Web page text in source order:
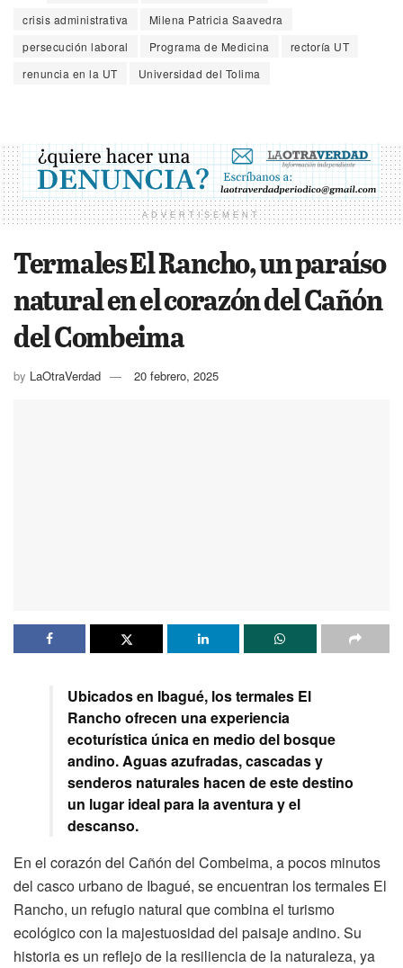
crisis administrativa
Milena Patricia Saavedra
persecución laboral
Programa de Medicina
rectoría UT
renuncia en la UT
Universidad del Tolima
ADVERTISEMENT
Termales El Rancho, un paraíso
natural en el corazón del Cañón
del Combeima
by LaOtraVerdad 20 febrero, 2025
Ubicados en Ibagué, los termales El
Rancho ofrecen una experiencia
ecoturística única en medio del bosque
andino. Aguas azufradas, cascadas y
senderos naturales hacen de este destino
un lugar ideal para la aventura y el
descanso.
En el corazón del Cañón del Combeima, a pocos minutos
del casco urbano de Ibagué, se encuentran los termales El
Rancho, un refugio natural que combina el turismo
ecológico con la majestuosidad del paisaje andino. Su
historia es un reflejo de la resiliencia de la naturaleza, ya